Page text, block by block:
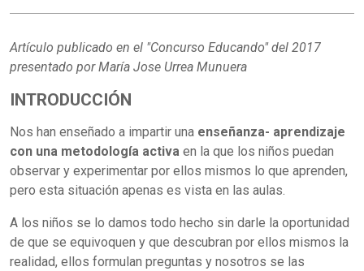
Artículo publicado en el "Concurso Educando" del 2017
presentado por María Jose Urrea Munuera
INTRODUCCIÓN
Nos han enseñado a impartir una enseñanza- aprendizaje
con una metodología activa en la que los niños puedan
observar y experimentar por ellos mismos lo que aprenden,
pero esta situación apenas es vista en las aulas.
A los niños se lo damos todo hecho sin darle la oportunidad
de que se equivoquen y que descubran por ellos mismos la
realidad, ellos formulan preguntas y nosotros se las